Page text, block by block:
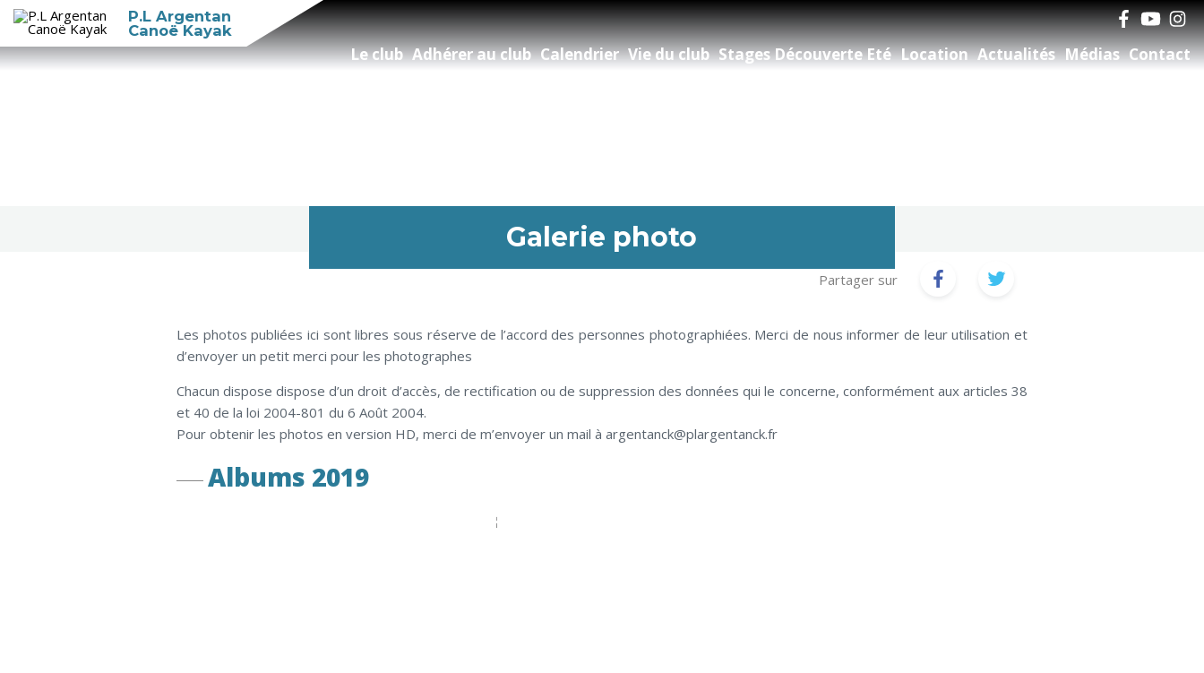
P.L Argentan
Canoë Kayak
Le club Adhérer au club Calendrier Vie du club Stages Découverte Eté Location Actualités Médias Contact
Galerie photo
Les photos publiées ici sont libres sous réserve de l’accord des personnes photographiées. Merci de nous informer de leur utilisation et
d’envoyer un petit merci pour les photographes
Chacun dispose dispose d’un droit d’accès, de rectification ou de suppression des données qui le concerne, conformément aux articles 38
et 40 de la loi 2004-801 du 6 Août 2004.
Pour obtenir les photos en version HD, merci de m’envoyer un mail à argentanck@plargentanck.fr
Albums 2019
Partager sur